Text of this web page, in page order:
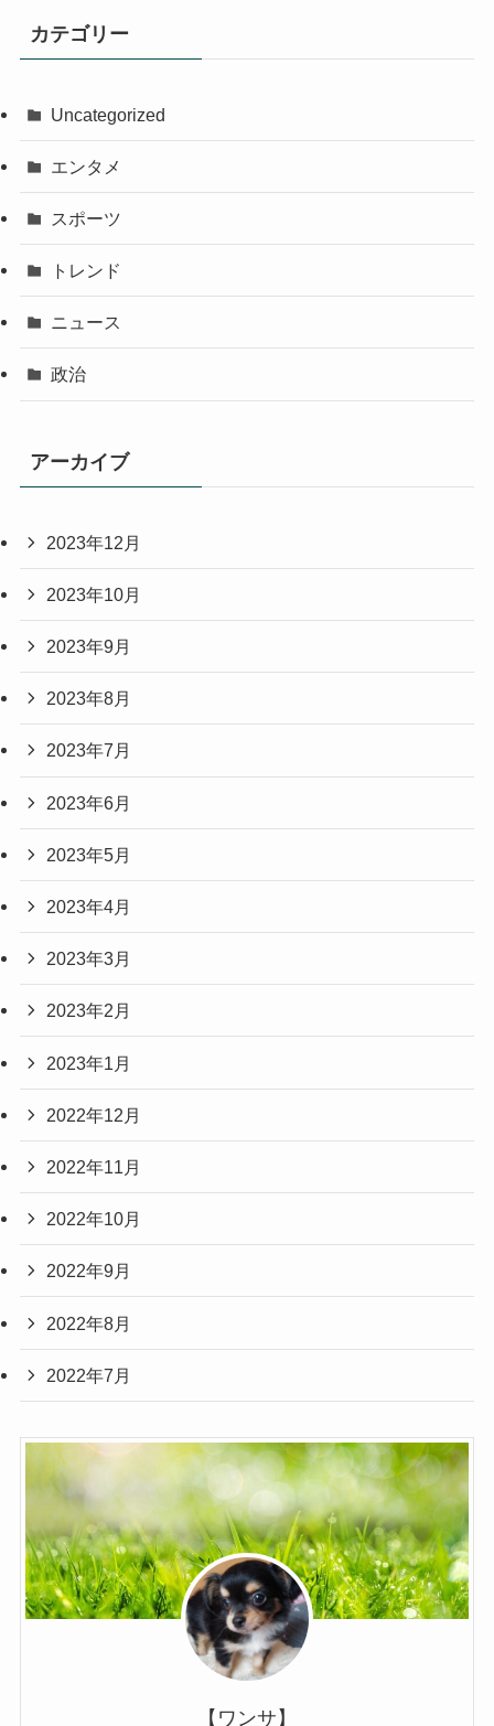
カテゴリー
Uncategorized
エンタメ
スポーツ
トレンド
ニュース
政治
アーカイブ
2023年12月
2023年10月
2023年9月
2023年8月
2023年7月
2023年6月
2023年5月
2023年4月
2023年3月
2023年2月
2023年1月
2022年12月
2022年11月
2022年10月
2022年9月
2022年8月
2022年7月
【ワンサ】